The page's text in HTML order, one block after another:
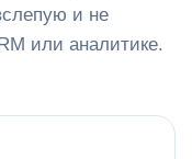
и не
или аналитике.